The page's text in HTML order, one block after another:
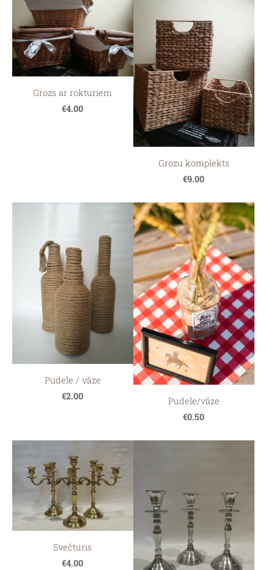
Grozs ar rokturiem
€4.00
Grozu komplekts
€9.00
Pudele / vāze
€2.00
Pudele/vāze
€0.50
Svečturis
€4.00